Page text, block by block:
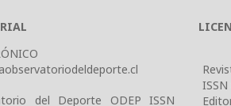
del Deporte ODEP ISSN